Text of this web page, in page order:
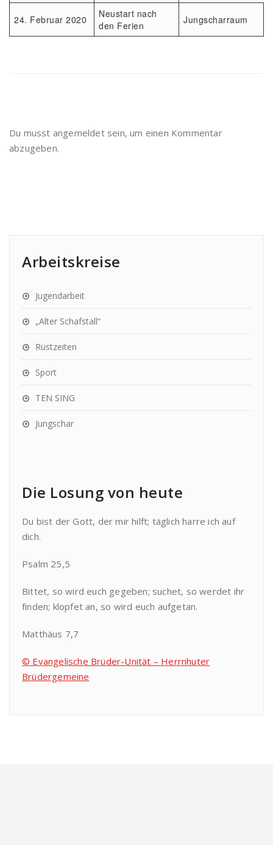
24. Februar 2020
Neustart nach
den Ferien
Jungscharraum
Du musst angemeldetsein, um einen Kommentar
abzugeben.
Arbeitskreise
Jugendarbeit
„Alter Schafstall“
Rüstzeiten
Sport
TEN SING
Jungschar
Die Losung von heute
Du bist der Gott, der mir hilft; täglich harre ich auf
dich.
Psalm 25,5
Bittet, so wird euch gegeben; suchet, so werdet ihr
finden; klopfet an, so wird euch aufgetan.
Matthäus 7,7
© Evangelische Brüder-Unität – Herrnhuter
Brüdergemeine